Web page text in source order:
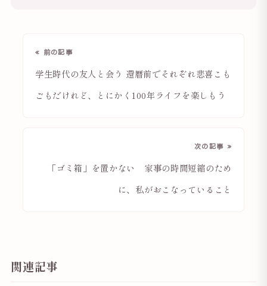
« 前の記事
学生時代の友人と会う 還暦前でそれぞれ悲喜こも
ごもだけれど、とにかく100年ライフを楽しもう
次の記事 »
「ゴミ箱」を置かない 家事の時間短縮のため
に、私がおこなっていること
関連記事